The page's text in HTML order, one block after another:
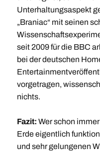
Unterhaltungsaspekt
„Braniac“ mit seinen
seit 2009 für die BBC
bei der deutschen
vorgetragen,
nichts.
Fazit: Wer schon
Erde eigentlich
und sehr gelungenen